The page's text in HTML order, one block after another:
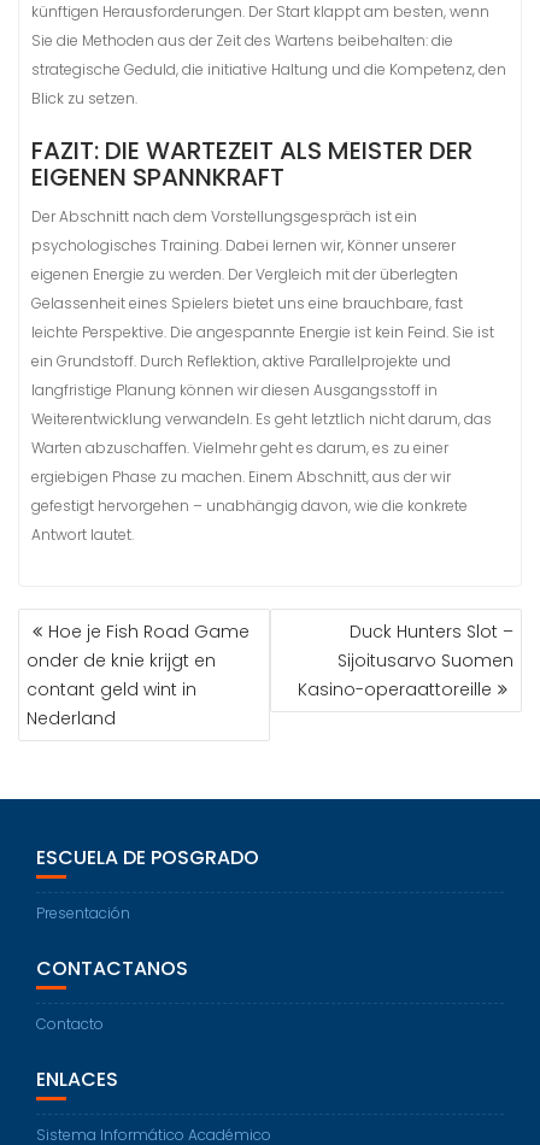
künftigen Herausforderungen. Der Start klappt am besten, wenn
Sie die Methoden aus der Zeit des Wartens beibehalten: die
strategische Geduld, die initiative Haltung und die Kompetenz, den
Blick zu setzen.
FAZIT: DIE WARTEZEIT ALS MEISTER DER
EIGENEN SPANNKRAFT
Der Abschnitt nach dem Vorstellungsgespräch ist ein
psychologisches Training. Dabei lernen wir, Könner unserer
eigenen Energie zu werden. Der Vergleich mit der überlegten
Gelassenheit eines Spielers bietet uns eine brauchbare, fast
leichte Perspektive. Die angespannte Energie ist kein Feind. Sie ist
ein Grundstoff. Durch Reflektion, aktive Parallelprojekte und
langfristige Planung können wir diesen Ausgangsstoff in
Weiterentwicklung verwandeln. Es geht letztlich nicht darum, das
Warten abzuschaffen. Vielmehr geht es darum, es zu einer
ergiebigen Phase zu machen. Einem Abschnitt, aus der wir
gefestigt hervorgehen – unabhängig davon, wie die konkrete
Antwort lautet.
Hoe je Fish Road Game
onder de knie krijgt en
contant geld wint in
Nederland
Duck Hunters Slot –
Sijoitusarvo Suomen
Kasino-operaattoreille
ESCUELA DE POSGRADO
Presentación
CONTACTANOS
Contacto
ENLACES
Sistema Informático Académico